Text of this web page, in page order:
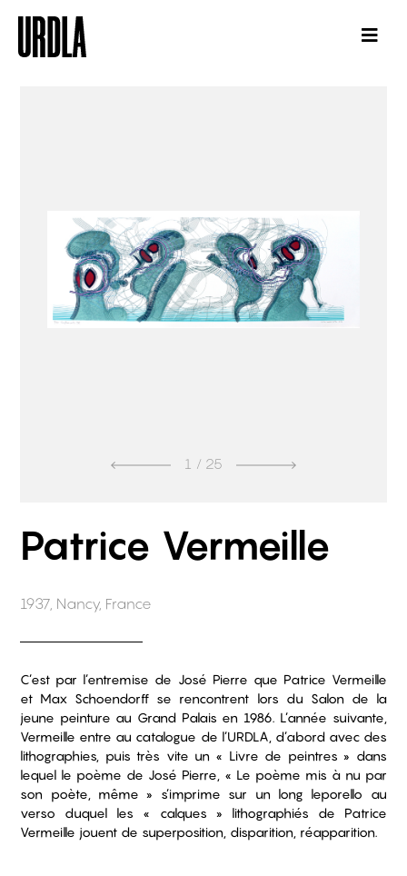
1 / 25
Patrice Vermeille
1937, Nancy, France
C’est par l’entremise de José Pierre que Patrice Vermeille
et Max Schoendorff se rencontrent lors du Salon de la
jeune peinture au Grand Palais en 1986. L’année suivante,
Vermeille entre au catalogue de l’URDLA, d’abord avec des
lithographies, puis très vite un « Livre de peintres » dans
lequel le poème de José Pierre, « Le poème mis à nu par
son poète, même » s’imprime sur un long leporello au
verso duquel les « calques » lithographiés de Patrice
Vermeille jouent de superposition, disparition, réapparition.